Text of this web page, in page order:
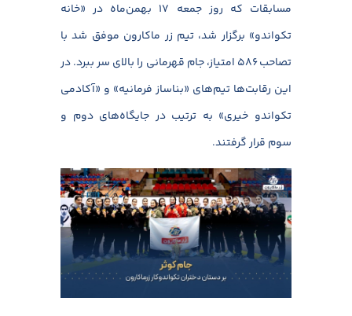
مسابقات که روز جمعه ۱۷ بهمن‌ماه در «خانه
تکواندو» برگزار شد، تیم زر ماکارون موفق شد با
تصاحب ۵۸۶ امتیاز، جام قهرمانی را بالای سر ببرد. در
این رقابت‌ها تیم‌های «بناساز فرمانیه» و «آکادمی
تکواندو خیری» به ترتیب در جایگاه‌های دوم و
سوم قرار گرفتند.